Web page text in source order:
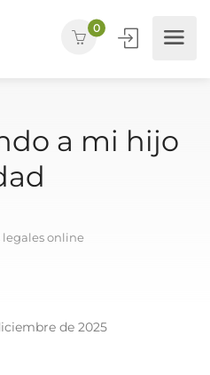
0
a mi hijo
legales online
de 2025